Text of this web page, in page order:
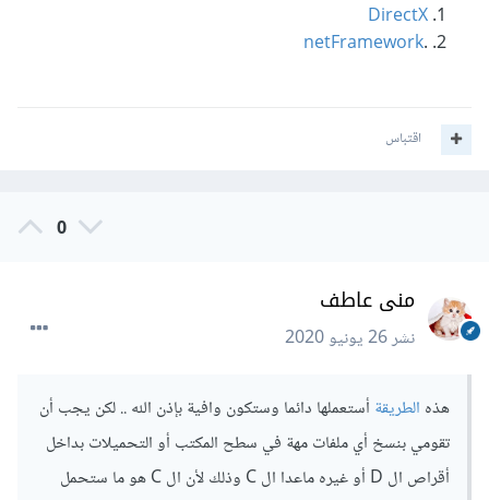
DirectX
netFramework
اقتباس
0
منى عاطف
نشر26 يونيو 2020
هذه الطريقةأستعملها دائما وستكون وافية بإذن الله .. لكن يجب أن
تقومي بنسخ أي ملفات مهة في سطح المكتب أو التحميلات بداخل
أقراص ال D أو غيره ماعدا ال C وذلك لأن ال C هو ما ستحمل